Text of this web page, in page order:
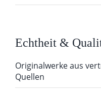
Echtheit &
Originalwerke aus
Quellen